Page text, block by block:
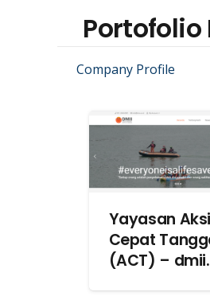
Portofolio
Company Profile
Yayasan Aksi
Cepat
(ACT) –